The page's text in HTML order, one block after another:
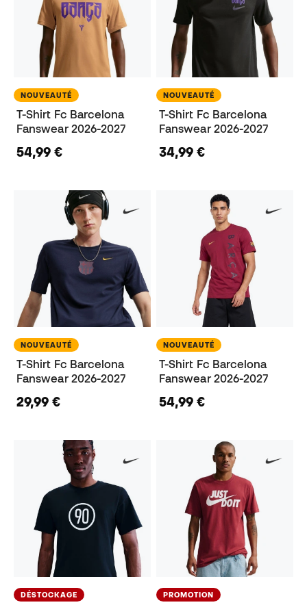
NOUVEAUTÉ
T-Shirt Fc Barcelona
Fanswear 2026-2027
54,99 €
NOUVEAUTÉ
T-Shirt Fc Barcelona
Fanswear 2026-2027
34,99 €
NOUVEAUTÉ
T-Shirt Fc Barcelona
Fanswear 2026-2027
29,99 €
NOUVEAUTÉ
T-Shirt Fc Barcelona
Fanswear 2026-2027
54,99 €
DÉSTOCKAGE PROMOTION